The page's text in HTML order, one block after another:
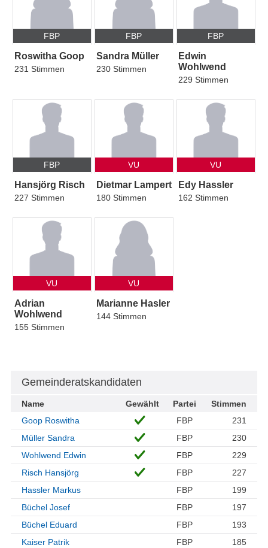
FBP
Roswitha Goop
231 Stimmen
FBP
Sandra Müller
230 Stimmen
FBP
Edwin
Wohlwend
229 Stimmen
FBP
Hansjörg Risch
227 Stimmen
VU
Dietmar Lampert
180 Stimmen
VU
Edy Hassler
162 Stimmen
VU
Adrian
Wohlwend
155 Stimmen
VU
Marianne Hasler
144 Stimmen
Gemeinderatskandidaten
Name Gewählt Partei
Stimmen
Goop Roswitha
FBP
231
Müller Sandra
FBP
230
Wohlwend Edwin
FBP
229
Risch Hansjörg
FBP
227
Hassler Markus
FBP
199
Büchel Josef
FBP
197
Büchel Eduard
FBP
193
Kaiser Patrik
FBP 185